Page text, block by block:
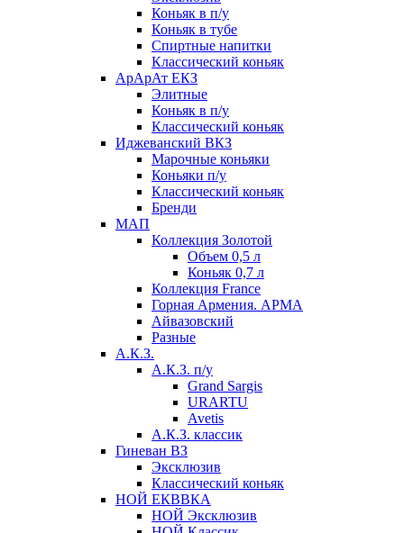
Коньяк в п/у
Коньяк в тубе
Спиртные напитки
Классический коньяк
АрАрАт ЕКЗ
Элитные
Коньяк в п/у
Классический коньяк
Иджеванский ВКЗ
Марочные коньяки
Коньяки п/у
Классический коньяк
Бренди
МАП
Коллекция Золотой
Объем 0,5 л
Коньяк 0,7 л
Коллекция France
Горная Армения. АРМА
Айвазовский
Разные
А.К.З.
А.К.З. п/у
Grand Sargis
URARTU
Avetis
А.К.З. классик
Гиневан ВЗ
Эксклюзив
Классический коньяк
НОЙ ЕКВВКА
НОЙ Эксклюзив